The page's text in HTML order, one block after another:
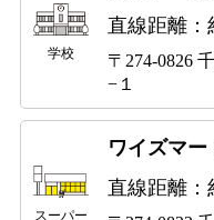
学校
直線距離：
〒274-0826
−１
スーパー
ワイズマ
直線距離：